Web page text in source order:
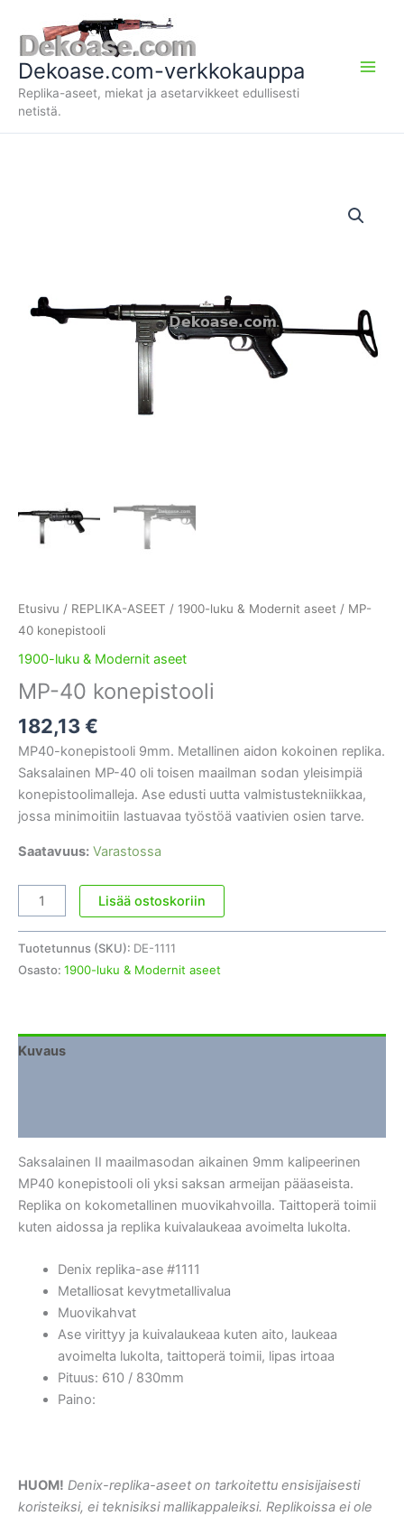
sisältöön
Dekoase.com-verkkokauppa
Replika-aseet, miekat ja asetarvikkeet edullisesti
netistä.
Etusivu / REPLIKA-ASEET / 1900-luku & Modernit aseet / MP-
40 konepistooli
1900-luku & Modernit aseet
MP-40 konepistooli
182,13€
MP40-konepistooli 9mm. Metallinen aidon kokoinen replika.
Saksalainen MP-40 oli toisen maailman sodan yleisimpiä
konepistoolimalleja. Ase edusti uutta valmistustekniikkaa,
jossa minimoitiin lastuavaa työstöä vaativien osien tarve.
Saatavuus: Varastossa
MP-
40
Lisää ostoskoriin
Tuotetunnus (SKU): DE-1111
Osasto: 1900-luku & Modernit aseet
Kuvaus
Saksalainen II maailmasodan aikainen 9mm kalipeerinen
MP40 konepistooli oli yksi saksan armeijan pääaseista.
Replika on kokometallinen muovikahvoilla. Taittoperä toimii
kuten aidossa ja replika kuivalaukeaa avoimelta lukolta.
Denix replika-ase #1111
Metalliosat kevytmetallivalua
Muovikahvat
Ase virittyy ja kuivalaukeaa kuten aito, laukeaa
avoimelta lukolta, taittoperä toimii, lipas irtoaa
Pituus: 610 / 830mm
Paino:
HUOM! Denix-replika-aseet on tarkoitettu ensisijaisesti
koristeiksi, ei teknisiksi mallikappaleiksi. Replikoissa ei ole